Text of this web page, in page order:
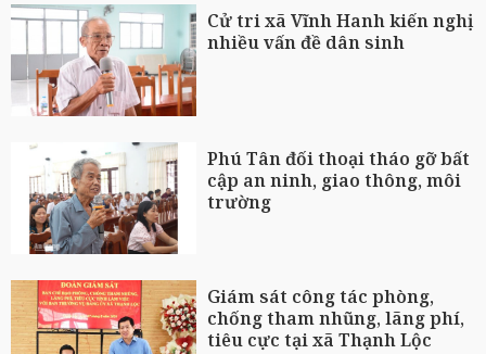
Cử tri xã Vĩnh Hanh kiến nghị
nhiều vấn đề dân sinh
Phú Tân đối thoại tháo gỡ bất
cập an ninh, giao thông, môi
trường
Giám sát công tác phòng,
chống tham nhũng, lãng phí,
tiêu cực tại xã Thạnh Lộc